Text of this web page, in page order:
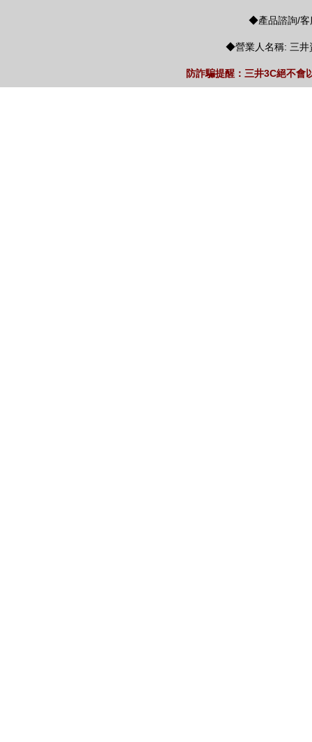
◆產品諮詢/客
◆營業人名稱: 三井
防詐騙提醒：三井3C絕不會